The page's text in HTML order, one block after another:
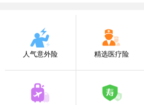
人气意外险 精选医疗险